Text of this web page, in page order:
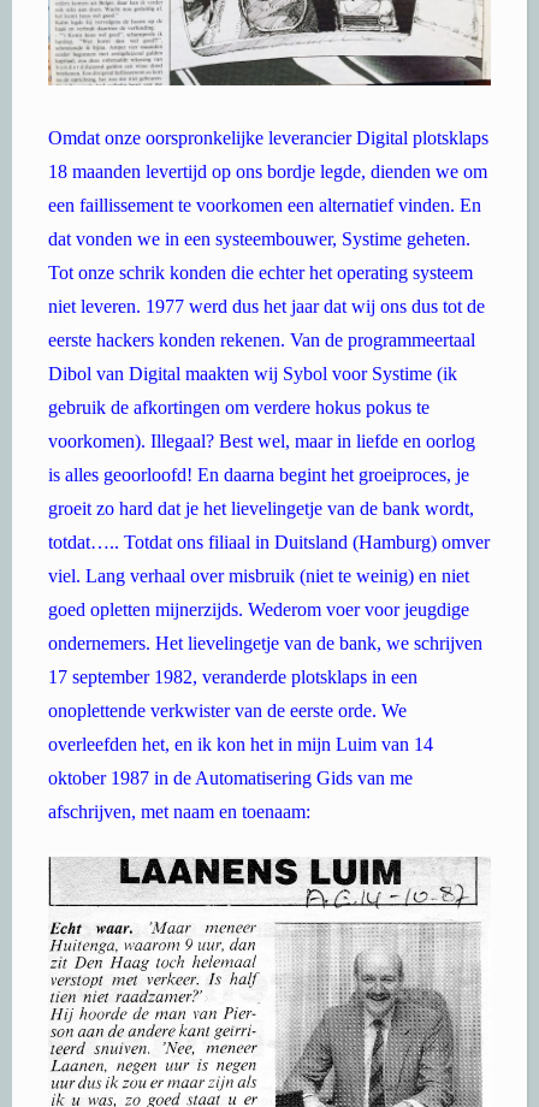
Omdat onze oorspronkelijke leverancier Digital plotsklaps
18 maanden levertijd op ons bordje legde, dienden we om
een faillissement te voorkomen een alternatief vinden. En
dat vonden we in een systeembouwer, Systime geheten.
Tot onze schrik konden die echter het operating systeem
niet leveren. 1977 werd dus het jaar dat wij ons dus tot de
eerste hackers konden rekenen. Van de programmeertaal
Dibol van Digital maakten wij Sybol voor Systime (ik
gebruik de afkortingen om verdere hokus pokus te
voorkomen). Illegaal? Best wel, maar in liefde en oorlog
is alles geoorloofd! En daarna begint het groeiproces, je
groeit zo hard dat je het lievelingetje van de bank wordt,
totdat….. Totdat ons filiaal in Duitsland (Hamburg) omver
viel. Lang verhaal over misbruik (niet te weinig) en niet
goed opletten mijnerzijds. Wederom voer voor jeugdige
ondernemers. Het lievelingetje van de bank, we schrijven
17 september 1982, veranderde plotsklaps in een
onoplettende verkwister van de eerste orde. We
overleefden het, en ik kon het in mijn Luim van 14
oktober 1987 in de Automatisering Gids van me
afschrijven, met naam en toenaam: